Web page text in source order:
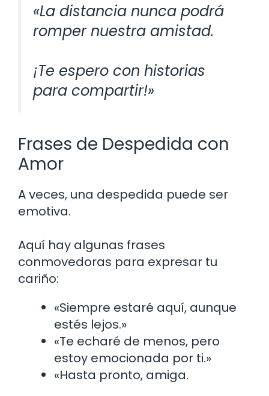
«La distancia nunca podrá
romper nuestra amistad.
¡Te espero con historias
para compartir!»
Frases de Despedida con
Amor
A veces, una despedida puede ser
emotiva.
Aquí hay algunas frases
conmovedoras para expresar tu
cariño:
«Siempre estaré aquí, aunque
estés lejos.»
«Te echaré de menos, pero
estoy emocionada por ti.»
«Hasta pronto, amiga.